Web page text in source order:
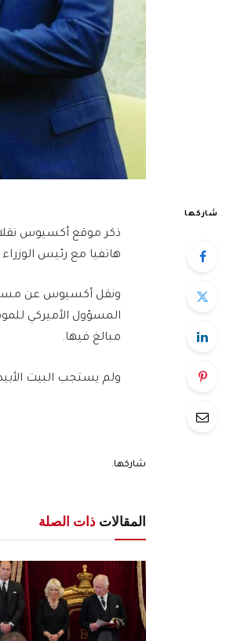
شاركها
ذكر موقع أكسيوس نقلا
هاتفيا مع رئيس
ونقل أكسيوس عن مسؤول
المسؤول الأميركي
مبالغ فيها.
ولم يستجب البيت
شاركها.
المقالات ذات الصلة